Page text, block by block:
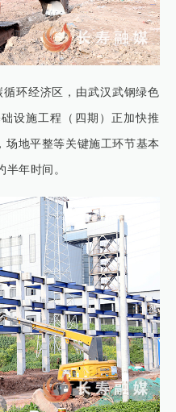
环经济区，由武汉武钢绿色
设施工程（四期）正加快推
场地平整等关键施工环节基本
年时间。